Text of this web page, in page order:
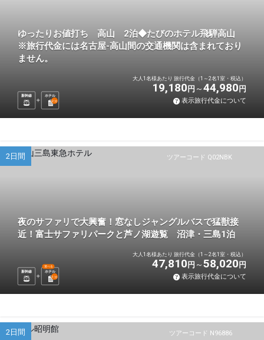
ゆったりお値打ち 高山 2泊◆たびのホテル飛騨高山
※旅行代金には名古屋-高山間の交通機関は含まれており
ません。
新幹線
ホテル
2泊
大人1名様あたり 旅行代金（1～2名1室・税込）
19,180 円 44,980 円
表示旅行代金について
ツアーコード Q02NBK
2日間
夜のサファリで大興奮！窓なしジャングルバスで猛獣接
近！富士サファリパークと芦ノ湖遊覧 沼津・三島1泊
新幹線 ホテル
選べる
1 泊
大人1名様あたり 旅行代金（1～2名1室・税込）
47,810 円 58,020 円
表示旅行代金について
ツアーコード N96886
2日間